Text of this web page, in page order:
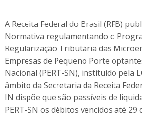
A Receita Federal do Brasil (RFB)
Normativa regulamentando o
Regularização Tributária das
Empresas de Pequeno Porte
Nacional (PERT-SN), instituído pela
âmbito da Secretaria da Receita
IN dispõe que são passíveis de
PERT-SN os débitos vencidos até 29